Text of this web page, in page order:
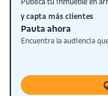
y capta más clientes
Pauta ahora
Encuentra la audiencia